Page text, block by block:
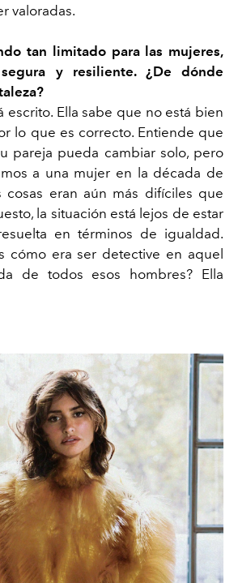
valoradas.
tan limitado para las mujeres,
y resiliente. ¿De dónde
escrito. Ella sabe que no está bien
lo que es correcto. Entiende que
pareja pueda cambiar solo, pero
a una mujer en la década de
cosas eran aún más difíciles que
la situación está lejos de estar
en términos de igualdad.
cómo era ser detective en aquel
de todos esos hombres? Ella